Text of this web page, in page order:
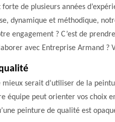
de plusieurs années
dynamique et méthodique,
engagement ? C’est de
avec Entreprise Armand ?
serait d’utiliser de la
équipe peut orienter vos choix
peinture de qualité est